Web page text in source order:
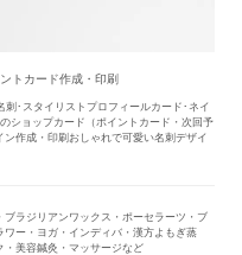
トカード作成・印刷
･スタイリストプロフィールカード･ネイ
ショップカード（ポイントカード・次回予
作成・印刷おしゃれで可愛い名刺デザイ
ラジリアンワックス・ポーセラーツ・ブ
ー・ヨガ・インディバ・漢方よもぎ蒸
・美容鍼灸・マッサージなど